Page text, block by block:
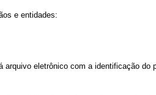
e entidades:
arquivo eletrônico com a identificação do